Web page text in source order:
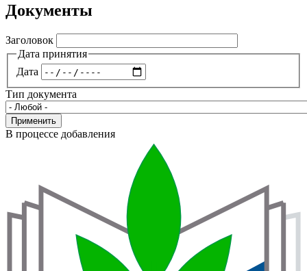
Документы
Заголовок
Дата принятия
Дата
Тип документа
Применить
В процессе добавления